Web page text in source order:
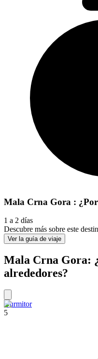
Mala Crna Gora :
1 a 2 días
Descubre más sobre este
Ver la guía de viaje
Mala Crna Gora:
alrededores?
Durmitor
5